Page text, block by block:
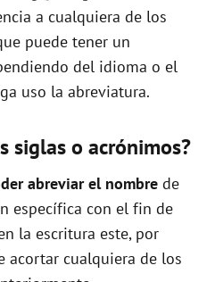
a cualquiera de los
puede tener un
del idioma o el
uso la abreviatura.
siglas o acrónimos?
abreviar el nombre de
específica con el fin de
la escritura este, por
acortar cualquiera de los